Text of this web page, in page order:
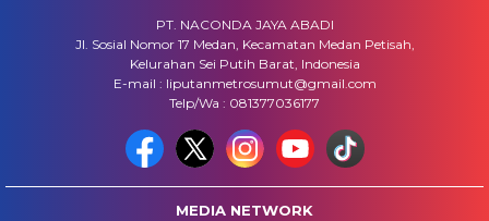
PT. NACONDA JAYA ABADI
Jl. Sosial Nomor 17 Medan, Kecamatan Medan Petisah,
Kelurahan Sei Putih Barat, Indonesia
E-mail : liputanmetrosumut@gmail.com
Telp/Wa : 081377036177
MEDIA NETWORK